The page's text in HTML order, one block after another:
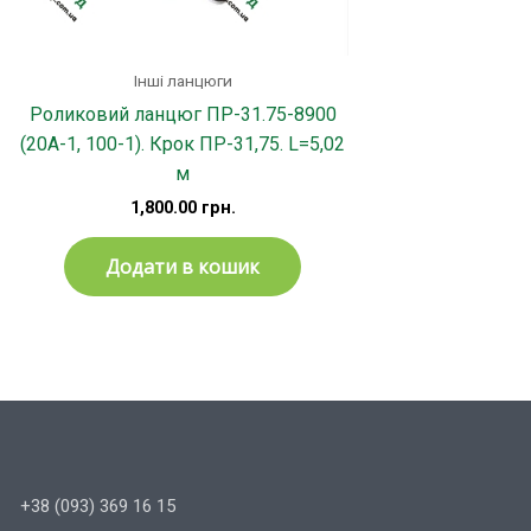
Інші ланцюги
Роликовий ланцюг ПР-31.75-8900
(20A-1, 100-1). Крок ПР-31,75. L=5,02
м
1,800.00 грн.
Додати в кошик
+38 (093) 369 16 15